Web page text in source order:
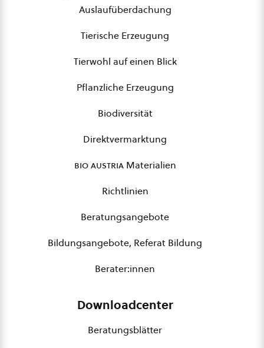
Auslaufüberdachung
Tierische Erzeugung
Tierwohl auf einen Blick
Pflanzliche Erzeugung
Biodiversität
Direktvermarktung
bio austriaMaterialien
Richtlinien
Beratungsangebote
Bildungsangebote, Referat Bildung
Berater:innen
Downloadcenter
Beratungsblätter